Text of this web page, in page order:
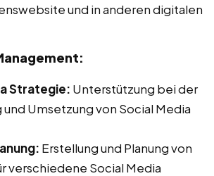
und in anderen digitalen
Strategie: Unterstützung bei der
Umsetzung von Social Media
Erstellung und Planung von
verschiedene Social Media